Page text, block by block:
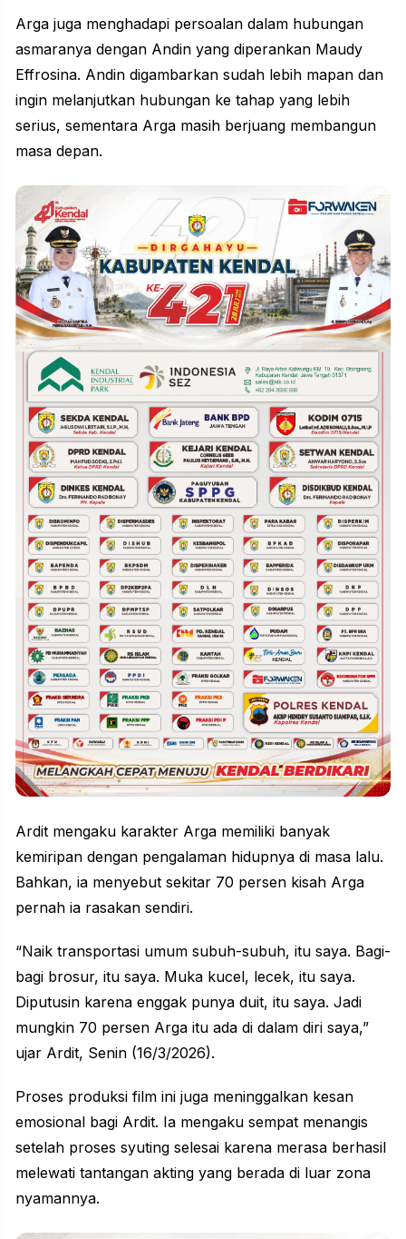
Arga juga menghadapi persoalan dalam hubungan
asmaranya dengan Andin yang diperankan Maudy
Effrosina. Andin digambarkan sudah lebih mapan dan
ingin melanjutkan hubungan ke tahap yang lebih
serius, sementara Arga masih berjuang membangun
masa depan.
Ardit mengaku karakter Arga memiliki banyak
kemiripan dengan pengalaman hidupnya di masa lalu.
Bahkan, ia menyebut sekitar 70 persen kisah Arga
pernah ia rasakan sendiri.
“Naik transportasi umum subuh-subuh, itu saya. Bagi-
bagi brosur, itu saya. Muka kucel, lecek, itu saya.
Diputusin karena enggak punya duit, itu saya. Jadi
mungkin 70 persen Arga itu ada di dalam diri saya,”
ujar Ardit, Senin (16/3/2026).
Proses produksi film ini juga meninggalkan kesan
emosional bagi Ardit. Ia mengaku sempat menangis
setelah proses syuting selesai karena merasa berhasil
melewati tantangan akting yang berada di luar zona
nyamannya.